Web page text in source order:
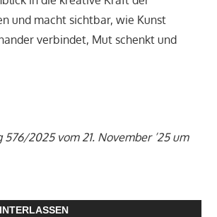
und macht sichtbar, wie Kunst
verbindet, Mut schenkt und
2025 vom 21. November ’25 um